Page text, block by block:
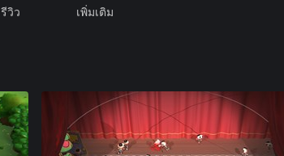
รีวิว เพิ่มเติม